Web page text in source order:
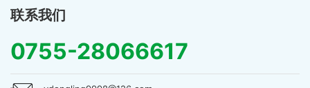
联系我们
0755-28066617